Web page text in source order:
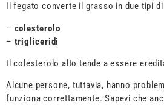
Il fegato converte il grasso in due tipi
– colesterolo
– trigliceridi
Il colesterolo alto tende a essere
Alcune persone, tuttavia, hanno
funziona correttamente. Sapevi che